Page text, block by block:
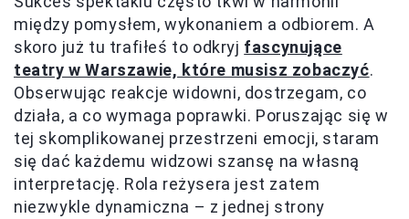
między pomysłem, wykonaniem a odbiorem. A
skoro już tu trafiłeś to odkryj fascynujące
teatry w Warszawie, które musisz zobaczyć.
Obserwując reakcje widowni, dostrzegam, co
działa, a co wymaga poprawki. Poruszając się w
tej skomplikowanej przestrzeni emocji, staram
się dać każdemu widzowi szansę na własną
interpretację. Rola reżysera jest zatem
niezwykle dynamiczna – z jednej strony